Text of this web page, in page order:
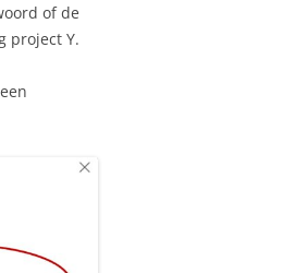
of de
project Y.